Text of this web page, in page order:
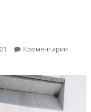
Комментарииon